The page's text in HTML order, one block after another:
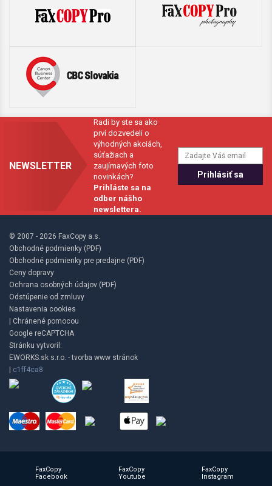
NEWSLETTER
Radi by ste sa ako
prví dozvedeli o
výhodných akciách,
súťažiach a
zaujímavých foto
novinkách?
Prihláste sa na
odber nášho
newslettera.
© 2007 - 2026 FaxCopy a.s.
Obchodné podmienky (PDF)
Obchodné podmienky pre predajne (PDF)
Ceny dopravy
Ochrana osobných údajov (PDF)
Odstúpenie od zmluvy
Nastavenia cookies
| Chránené pomocou
Google reCAPTCHA
Stránku vytvoril:
EWORKS.sk s.r.o. - tvorba www stránok
c1ff4ca8
FaxCopy
Facebook
FaxCopy
Youtube
FaxCopy
Instagram